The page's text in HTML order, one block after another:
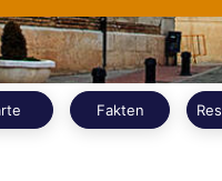
Fakten